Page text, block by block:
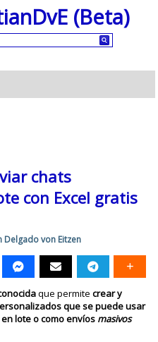
(Beta)
chats
con Excel gratis
Delgado von Eitzen
que permitecrear y
que se puede usar
lote o como envíos masivos